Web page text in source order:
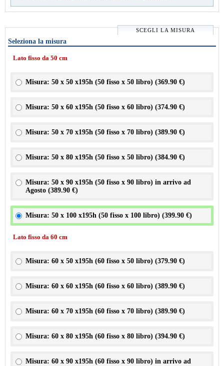
SCEGLI LA MISURA
Seleziona la misura
Lato fisso da 50 cm
Misura: 50 x 50 x195h (50 fisso x 50 libro) (369.90 €)
Misura: 50 x 60 x195h (50 fisso x 60 libro) (374.90 €)
Misura: 50 x 70 x195h (50 fisso x 70 libro) (389.90 €)
Misura: 50 x 80 x195h (50 fisso x 50 libro) (384.90 €)
Misura: 50 x 90 x195h (50 fisso x 90 libro) in arrivo ad
Agosto (389.90 €)
Misura: 50 x 100 x195h (50 fisso x 100 libro) (399.90 €)
Lato fisso da 60 cm
Misura: 60 x 50 x195h (60 fisso x 50 libro) (379.90 €)
Misura: 60 x 60 x195h (60 fisso x 60 libro) (389.90 €)
Misura: 60 x 70 x195h (60 fisso x 70 libro) (389.90 €)
Misura: 60 x 80 x195h (60 fisso x 80 libro) (394.90 €)
Misura: 60 x 90 x195h (60 fisso x 90 libro) in arrivo ad